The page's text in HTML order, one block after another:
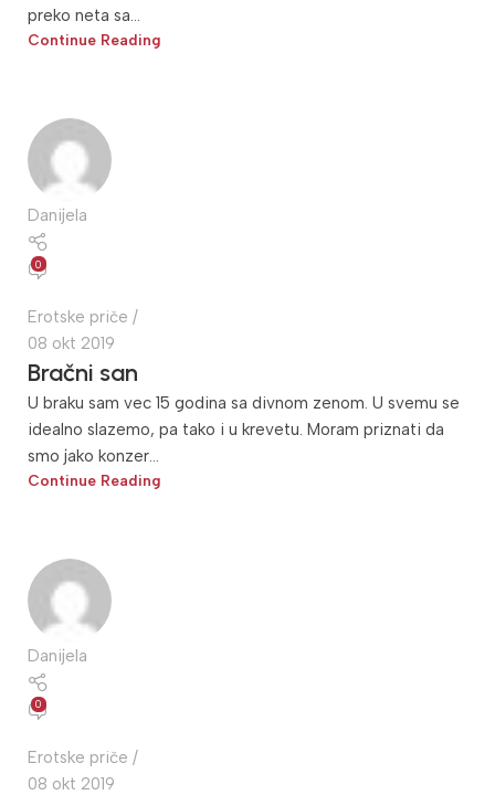
preko neta sa...
Continue Reading
Danijela
0
Erotske priče
08 okt 2019
Bračni san
U braku sam vec 15 godina sa divnom zenom. U svemu se
idealno slazemo, pa tako i u krevetu. Moram priznati da
smo jako konzer...
Continue Reading
Danijela
0
Erotske priče
08 okt 2019